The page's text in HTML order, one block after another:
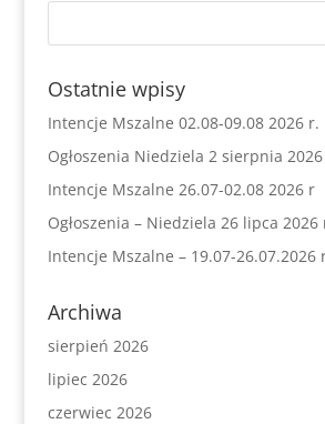
Ostatnie wpisy
Intencje Mszalne 02.08-09.08 2026 r.
Ogłoszenia Niedziela 2 sierpnia 2026
Intencje Mszalne 26.07-02.08 2026 r
Ogłoszenia – Niedziela 26 lipca 2026
Intencje Mszalne – 19.07-26.07.2026
Archiwa
sierpień 2026
lipiec 2026
czerwiec 2026